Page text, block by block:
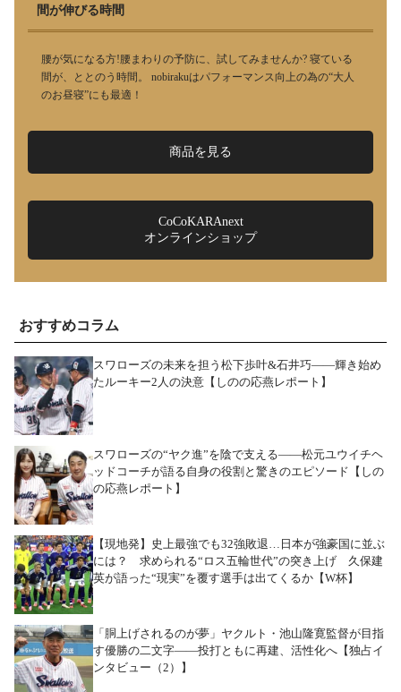
間が伸びる時間
腰が気になる方!腰まわりの予防に、試してみませんか? 寝ている
間が、ととのう時間。 nobirakuはパフォーマンス向上の為の“大人
のお昼寝”にも最適！
商品を見る
CoCoKARAnext
オンラインショップ
おすすめコラム
スワローズの未来を担う松下歩叶&石井巧――輝き始め
たルーキー2人の決意【しのの応燕レポート】
スワローズの“ヤク進”を陰で支える――松元ユウイチヘ
ッドコーチが語る自身の役割と驚きのエピソード【しの
の応燕レポート】
【現地発】史上最強でも32強敗退…日本が強豪国に並ぶ
には？ 求められる“ロス五輪世代”の突き上げ 久保建
英が語った“現実”を覆す選手は出てくるか【W杯】
「胴上げされるのが夢」ヤクルト・池山隆寛監督が目指
す優勝の二文字――投打ともに再建、活性化へ【独占イ
ンタビュー（2）】